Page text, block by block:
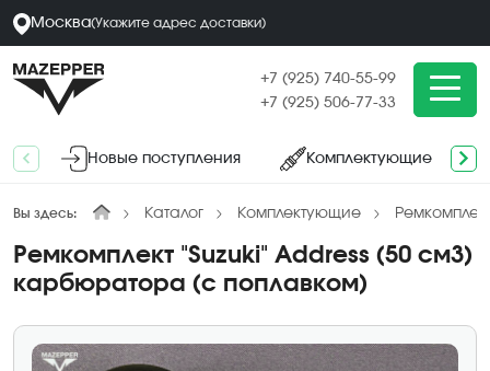
Москва(Укажите адрес доставки)
+7 (925) 740-55-99
+7 (925) 506-77-33
Новые поступления Комплектующие
Вы здесь: Каталог Комплектующие
Ремкомплект "Suzuki" Address (50 см3)
карбюратора (с поплавком)